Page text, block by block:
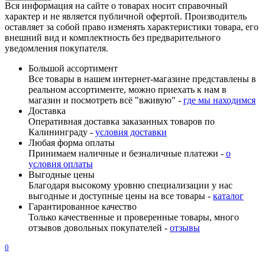
Вся информация на сайте о товарах носит справочный
характер и не является публичной офертой. Производитель
оставляет за собой право изменять характеристики товара, его
внешний вид и комплектность без предварительного
уведомления покупателя.
Большой ассортимент
Все товары в нашем интернет-магазине представлены в
реальном ассортименте, можно приехать к нам в
магазин и посмотреть всё "вживую" - где мы находимся
Доставка
Оперативная доставка заказанных товаров по
Калининграду - условия доставки
Любая форма оплаты
Принимаем наличные и безналичные платежи - о
условия оплаты
Выгодные цены
Благодаря высокому уровню специализации у нас
выгодные и доступные цены на все товары - каталог
Гарантированное качество
Только качественные и проверенные товары, много
отзывов довольных покупателей - отзывы
0